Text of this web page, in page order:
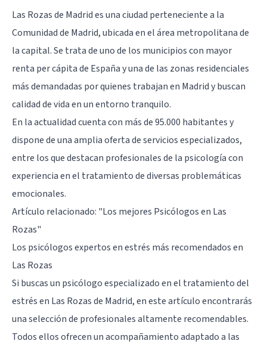
Las Rozas de Madrid es una ciudad perteneciente a la
Comunidad de Madrid, ubicada en el área metropolitana de
la capital. Se trata de uno de los municipios con mayor
renta per cápita de España y una de las zonas residenciales
más demandadas por quienes trabajan en Madrid y buscan
calidad de vida en un entorno tranquilo.
En la actualidad cuenta con más de 95.000 habitantes y
dispone de una amplia oferta de servicios especializados,
entre los que destacan profesionales de la psicología con
experiencia en el tratamiento de diversas problemáticas
emocionales.
Artículo relacionado: "Los mejores Psicólogos en Las
Rozas"
Los psicólogos expertos en estrés más recomendados en
Las Rozas
Si buscas un psicólogo especializado en el tratamiento del
estrés en Las Rozas de Madrid, en este artículo encontrarás
una selección de profesionales altamente recomendables.
Todos ellos ofrecen un acompañamiento adaptado a las